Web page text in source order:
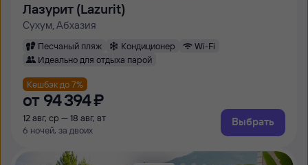
Лазурит (Lazurit)
Сухум, Абхазия
Песчаный пляж Кондиционер
Wi-Fi
Идеально для отдыха парой
Кешбэк до 7%
от 94 ⁠394 ⁠₽
12 авг, ср — 18 авг, вт
6 ночей, за двоих
Выбрать